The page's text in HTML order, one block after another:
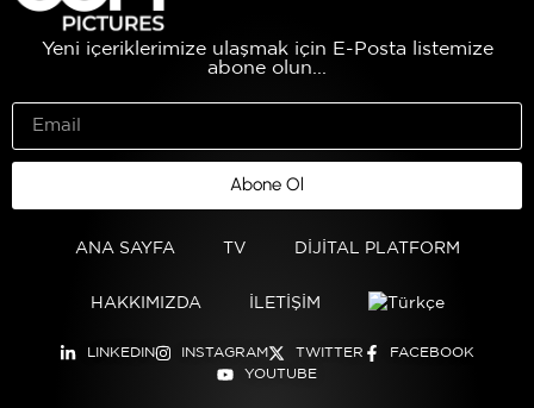
Yeni içeriklerimize ulaşmak için E-Posta listemize
abone olun...
Abone Ol
ANA SAYFA TV DİJİTAL PLATFORM
HAKKIMIZDA İLETİŞİM
LINKEDIN INSTAGRAM TWITTER
FACEBOOK
YOUTUBE